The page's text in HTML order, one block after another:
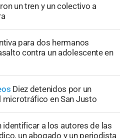
un tren y un colectivo a
para dos hermanos
contra un adolescente en
Diez detenidos por un
en San Justo
identificar a los autores de las
un abogado y un periodista